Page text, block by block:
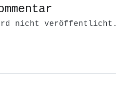
nicht veröffentlicht.